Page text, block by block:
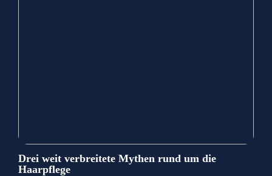
Drei weit verbreitete Mythen rund um die
Haarpflege